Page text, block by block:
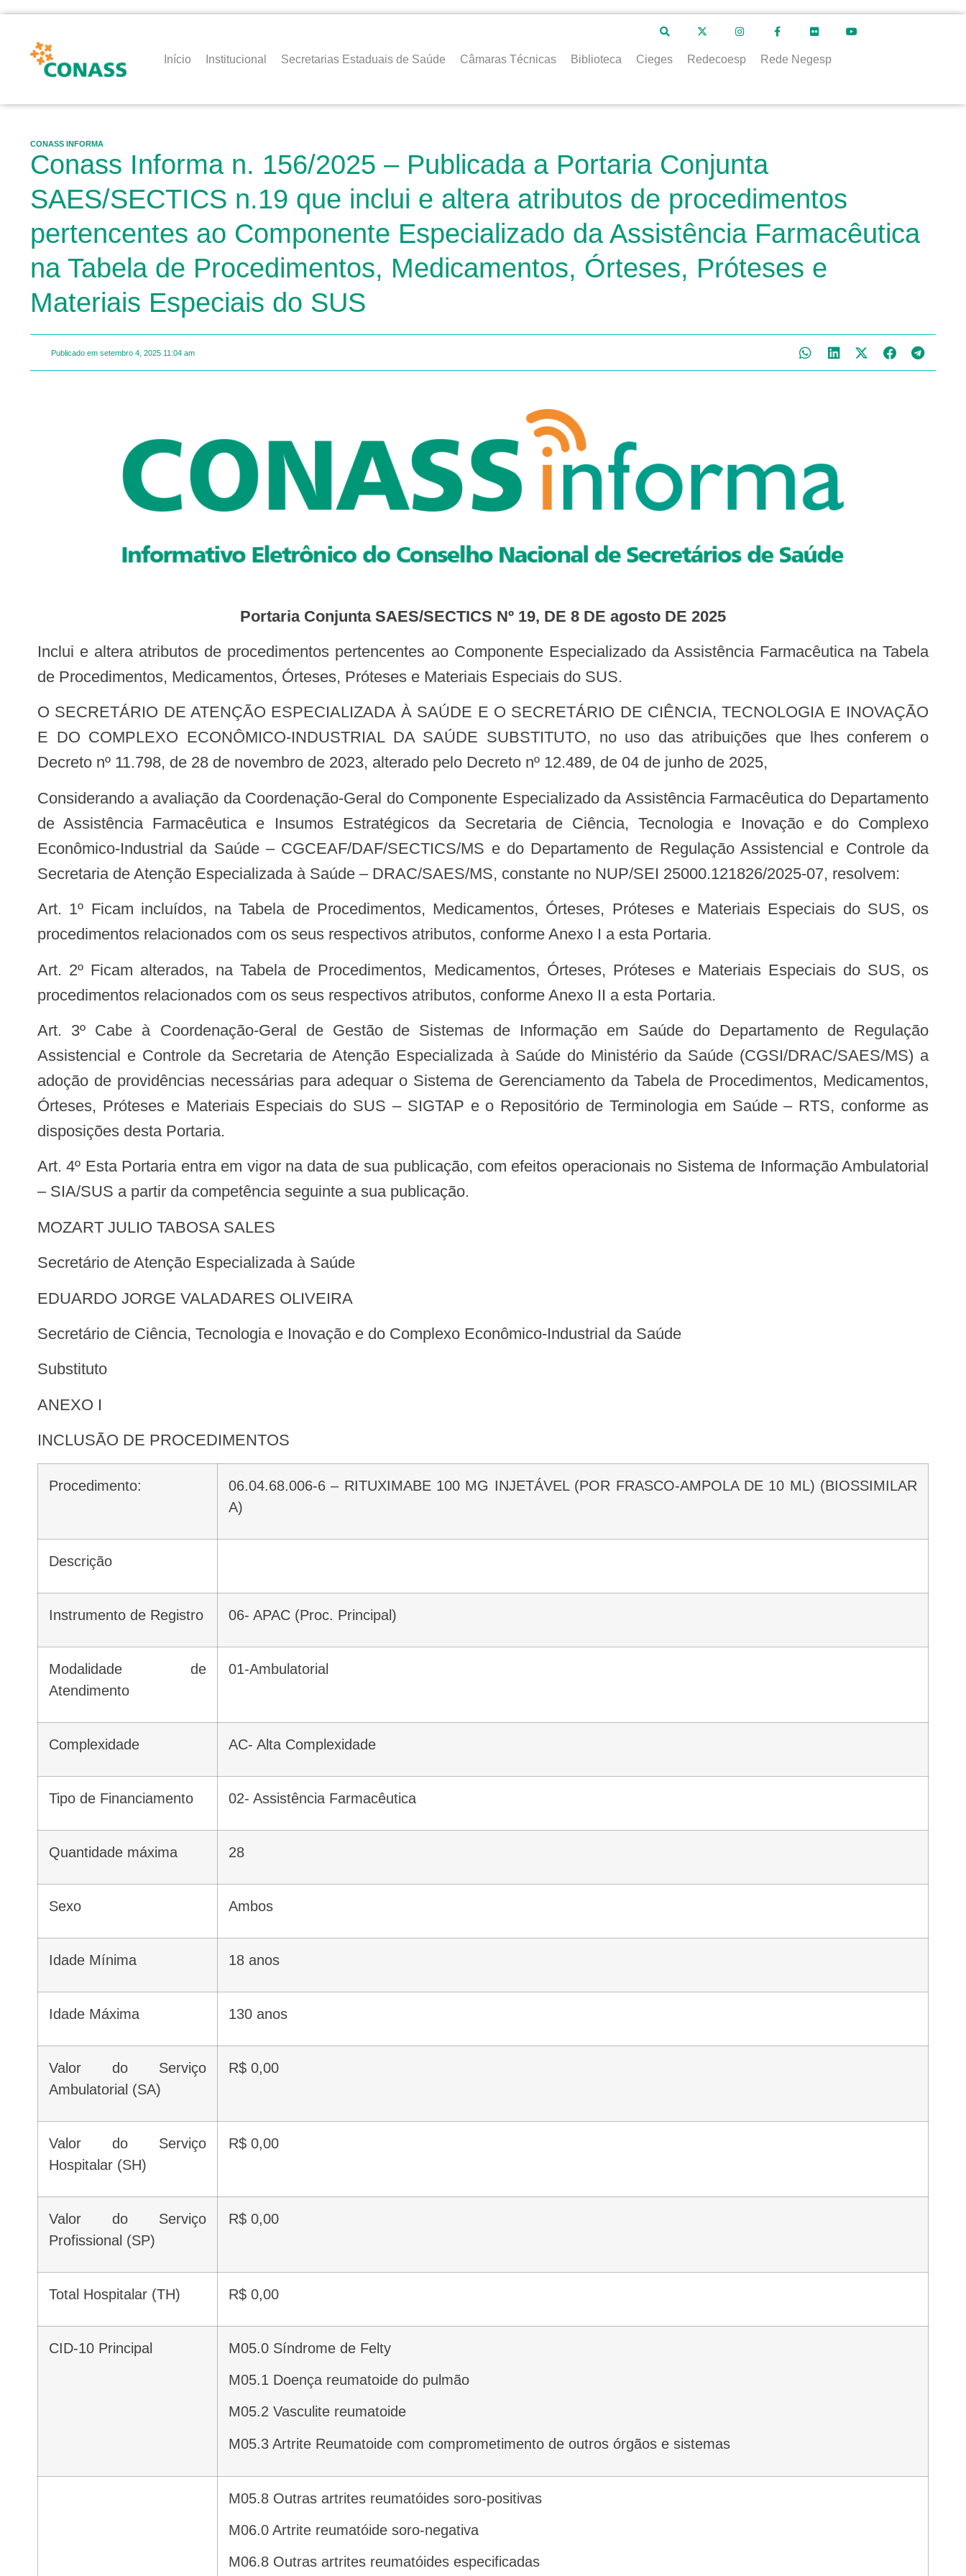
Início Institucional Secretarias Estaduais de Saúde Câmaras Técnicas Biblioteca Cieges Redecoesp Rede Negesp
CONASS INFORMA
Conass Informa n. 156/2025 – Publicada a Portaria Conjunta
SAES/SECTICS n.19 que inclui e altera atributos de procedimentos
pertencentes ao Componente Especializado da Assistência Farmacêutica
na Tabela de Procedimentos, Medicamentos, Órteses, Próteses e
Materiais Especiais do SUS
Publicado em setembro 4, 2025 11:04 am
Portaria Conjunta SAES/SECTICS Nº 19, DE 8 DE agosto DE 2025
Inclui e altera atributos de procedimentos pertencentes ao Componente Especializado da Assistência Farmacêutica na Tabela
de Procedimentos, Medicamentos, Órteses, Próteses e Materiais Especiais do SUS.
O SECRETÁRIO DE ATENÇÃO ESPECIALIZADA À SAÚDE E O SECRETÁRIO DE CIÊNCIA, TECNOLOGIA E INOVAÇÃO
E DO COMPLEXO ECONÔMICO-INDUSTRIAL DA SAÚDE SUBSTITUTO, no uso das atribuições que lhes conferem o
Decreto nº 11.798, de 28 de novembro de 2023, alterado pelo Decreto nº 12.489, de 04 de junho de 2025,
Considerando a avaliação da Coordenação-Geral do Componente Especializado da Assistência Farmacêutica do Departamento
de Assistência Farmacêutica e Insumos Estratégicos da Secretaria de Ciência, Tecnologia e Inovação e do Complexo
Econômico-Industrial da Saúde – CGCEAF/DAF/SECTICS/MS e do Departamento de Regulação Assistencial e Controle da
Secretaria de Atenção Especializada à Saúde – DRAC/SAES/MS, constante no NUP/SEI 25000.121826/2025-07, resolvem:
Art. 1º Ficam incluídos, na Tabela de Procedimentos, Medicamentos, Órteses, Próteses e Materiais Especiais do SUS, os
procedimentos relacionados com os seus respectivos atributos, conforme Anexo I a esta Portaria.
Art. 2º Ficam alterados, na Tabela de Procedimentos, Medicamentos, Órteses, Próteses e Materiais Especiais do SUS, os
procedimentos relacionados com os seus respectivos atributos, conforme Anexo II a esta Portaria.
Art. 3º Cabe à Coordenação-Geral de Gestão de Sistemas de Informação em Saúde do Departamento de Regulação
Assistencial e Controle da Secretaria de Atenção Especializada à Saúde do Ministério da Saúde (CGSI/DRAC/SAES/MS) a
adoção de providências necessárias para adequar o Sistema de Gerenciamento da Tabela de Procedimentos, Medicamentos,
Órteses, Próteses e Materiais Especiais do SUS – SIGTAP e o Repositório de Terminologia em Saúde – RTS, conforme as
disposições desta Portaria.
Art. 4º Esta Portaria entra em vigor na data de sua publicação, com efeitos operacionais no Sistema de Informação Ambulatorial
– SIA/SUS a partir da competência seguinte a sua publicação.
MOZART JULIO TABOSA SALES
Secretário de Atenção Especializada à Saúde
EDUARDO JORGE VALADARES OLIVEIRA
Secretário de Ciência, Tecnologia e Inovação e do Complexo Econômico-Industrial da Saúde
Substituto
ANEXO I
INCLUSÃO DE PROCEDIMENTOS
Procedimento:
06.04.68.006-6 – RITUXIMABE 100 MG INJETÁVEL (POR FRASCO-AMPOLA DE 10 ML) (BIOSSIMILAR
A)
Descrição
Instrumento de Registro 06- APAC (Proc. Principal)
Modalidade de
Atendimento
01-Ambulatorial
Complexidade AC- Alta Complexidade
Tipo de Financiamento 02- Assistência Farmacêutica
Quantidade máxima 28
Sexo Ambos
Idade Mínima 18 anos
Idade Máxima 130 anos
Valor do Serviço
Ambulatorial (SA)
R$ 0,00
Valor do Serviço
Hospitalar (SH)
R$ 0,00
Valor do Serviço
Profissional (SP)
R$ 0,00
Total Hospitalar (TH) R$ 0,00
CID-10 Principal M05.0 Síndrome de Felty
M05.1 Doença reumatoide do pulmão
M05.2 Vasculite reumatoide
M05.3 Artrite Reumatoide com comprometimento de outros órgãos e sistemas
M05.8 Outras artrites reumatóides soro-positivas
M06.0 Artrite reumatóide soro-negativa
M06.8 Outras artrites reumatóides especificadas